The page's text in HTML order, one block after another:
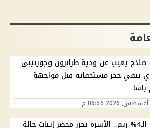
يغيب عن ودية طرابزون وجوزتيبي
ينفي حجز مستحقاته قبل مواجهة
طالبة الـ4% ريم.. الأسرة تحرر محضر إثبات حالة